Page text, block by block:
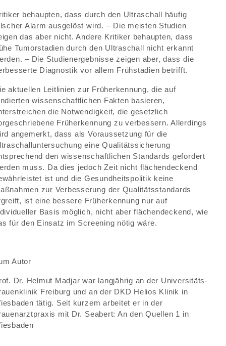
behaupten, dass durch den Ultraschall häufig
Alarm ausgelöst wird. – Die meisten Studien
das aber nicht. Andere Kritiker behaupten, dass
Tumorstadien durch den Ultraschall nicht erkannt
– Die Studienergebnisse zeigen aber, dass die
Diagnostik vor allem Frühstadien betrifft.
aktuellen Leitlinien zur Früherkennung, die auf
wissenschaftlichen Fakten basieren,
die Notwendigkeit, die gesetzlich
Früherkennung zu verbessern. Allerdings
angemerkt, dass als Voraussetzung für die
eine Qualitätssicherung
den wissenschaftlichen Standards gefordert
muss. Da dies jedoch Zeit nicht flächendeckend
ist und die Gesundheitspolitik keine
zur Verbesserung der Qualitätsstandards
ist eine bessere Früherkennung nur auf
Basis möglich, nicht aber flächendeckend, wie
für den Einsatz im Screening nötig wäre.
Autor
Dr. Helmut Madjar war langjährig an der Universitäts-
Freiburg und an der DKD Helios Klinik in
tätig. Seit kurzem arbeitet er in der
mit Dr. Seabert: An den Quellen 1 in